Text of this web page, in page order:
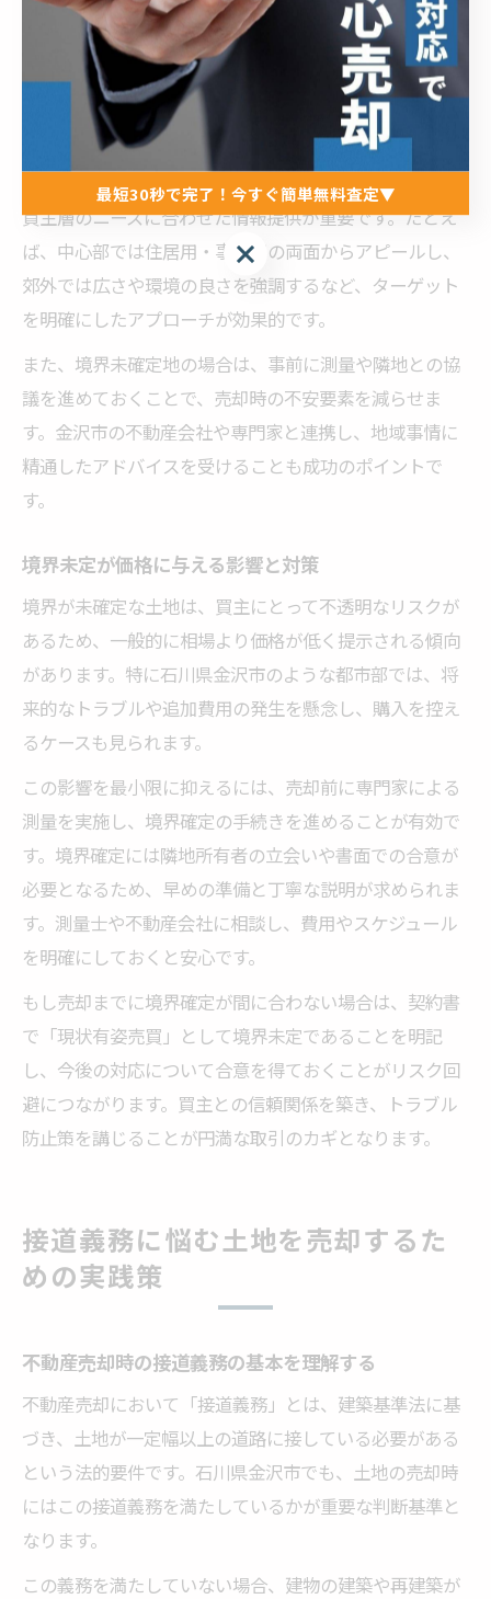
推移していますが、人口動態や再開発、交通インフラの
整備状況によってエリアごとに差が見られます。特に金
沢市中心部や駅周辺は需要が高く、郊外や住宅地では横
ばい、または微減傾向の地域もあります。
売却戦略としては、エリア特性を踏まえた価格設定と、
買主層のニーズに合わせた情報提供が重要です。たとえ
ば、中心部では住居用・事業用の両面からアピールし、
郊外では広さや環境の良さを強調するなど、ターゲット
を明確にしたアプローチが効果的です。
また、境界未確定地の場合は、事前に測量や隣地との協
議を進めておくことで、売却時の不安要素を減らせま
す。金沢市の不動産会社や専門家と連携し、地域事情に
精通したアドバイスを受けることも成功のポイントで
す。
境界未定が価格に与える影響と対策
境界が未確定な土地は、買主にとって不透明なリスクが
あるため、一般的に相場より価格が低く提示される傾向
があります。特に石川県金沢市のような都市部では、将
来的なトラブルや追加費用の発生を懸念し、購入を控え
るケースも見られます。
この影響を最小限に抑えるには、売却前に専門家による
測量を実施し、境界確定の手続きを進めることが有効で
す。境界確定には隣地所有者の立会いや書面での合意が
必要となるため、早めの準備と丁寧な説明が求められま
す。測量士や不動産会社に相談し、費用やスケジュール
を明確にしておくと安心です。
もし売却までに境界確定が間に合わない場合は、契約書
で「現状有姿売買」として境界未定であることを明記
し、今後の対応について合意を得ておくことがリスク回
避につながります。買主との信頼関係を築き、トラブル
防止策を講じることが円満な取引のカギとなります。
接道義務に悩む土地を売却するた
めの実践策
不動産売却時の接道義務の基本を理解する
不動産売却において「接道義務」とは、建築基準法に基
づき、土地が一定幅以上の道路に接している必要がある
という法的要件です。石川県金沢市でも、土地の売却時
にはこの接道義務を満たしているかが重要な判断基準と
なります。
この義務を満たしていない場合、建物の建築や再建築が
最短30秒で完了！今すぐ簡単無料査定▼
最短30秒で完了！今すぐ簡単無料査定▼